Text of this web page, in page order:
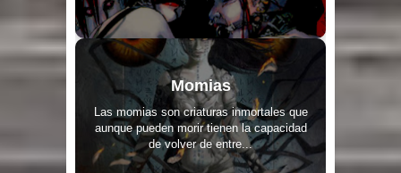
Momias
Las momias son criaturas inmortales que
aunque pueden morir tienen la capacidad
de volver de entre...